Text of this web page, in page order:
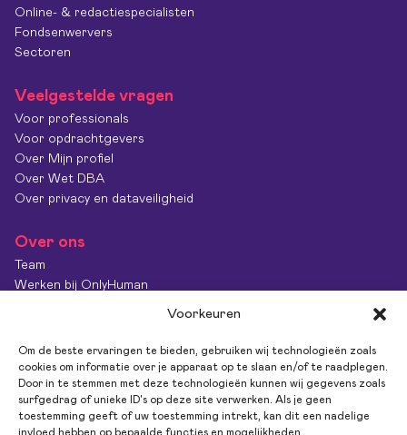
Voorkeuren
Om de beste ervaringen te bieden, gebruiken wij technologieën zoals
cookies om informatie over je apparaat op te slaan en/of te raadplegen.
Door in te stemmen met deze technologieën kunnen wij gegevens zoals
surfgedrag of unieke ID's op deze site verwerken. Als je geen
toestemming geeft of uw toestemming intrekt, kan dit een nadelige
invloed hebben op bepaalde functies en mogelijkheden.
Online- & redactiespecialisten
Fondsenwervers
Sectoren
Veelgestelde vragen
Voor professionals
Voor opdrachtgevers
Over Mijn profiel
Over Wet DBA
Over privacy en dataveiligheid
Over ons
Team
Werken bij OnlyHuman
Diversiteit & Inclusie
OnlyImpact
Feedback